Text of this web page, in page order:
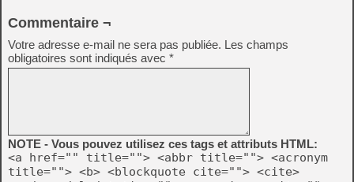
Commentaire ¬
Votre adresse e-mail ne sera pas publiée. Les champs
obligatoires sont indiqués avec *
NOTE - Vous pouvez utilisez ces tags et attributs HTML:
<a href="" title=""> <abbr title=""> <acronym
title=""> <b> <blockquote cite=""> <cite>